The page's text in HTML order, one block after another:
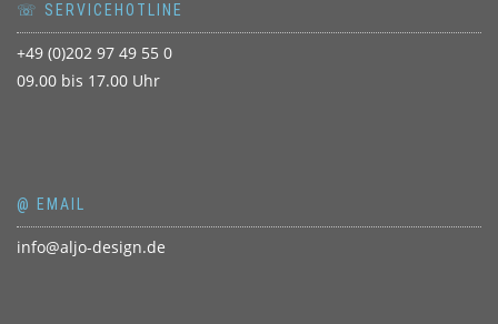
☏ SERVICEHOTLINE
+49 (0)202 97 49 55 0
09.00 bis 17.00 Uhr
@ EMAIL
info@aljo-design.de